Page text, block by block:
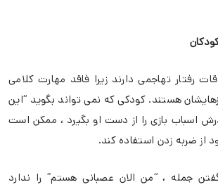
رفتار تهاجمی دارند زیرا فاقد مهارت کلامی
هستند. کودکی که نمی تواند بگوید “این
اسباب بازی را از دست او بگیرد ، ممکن است
از ضربه زدن استفاده کند.
جمله ، “من الان عصبانی هستم” را ندارد